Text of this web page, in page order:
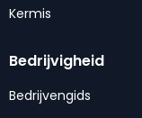
Kermis
Bedrijvigheid
Bedrijvengids